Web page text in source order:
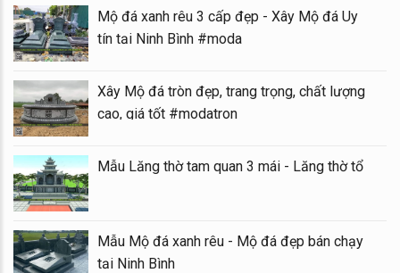
Mộ đá xanh rêu 3 cấp đẹp - Xây Mộ đá Uy
tín tại Ninh Bình #moda
Xây Mộ đá tròn đẹp, trang trọng, chất lượng
cao, giá tốt #modatron
Mẫu Lăng thờ tam quan 3 mái - Lăng thờ tổ
Mẫu Mộ đá xanh rêu - Mộ đá đẹp bán chạy
tại Ninh Bình